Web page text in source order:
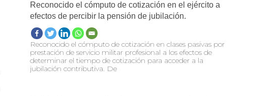
Reconocido el cómputo de cotización en el ejército a
efectos de percibir la pensión de jubilación.
Reconocido el cómputo de cotización en clases pasivas por
prestación de servicio militar profesional a los efectos de
determinar el tiempo de cotización para acceder a la
jubilación contributiva. De